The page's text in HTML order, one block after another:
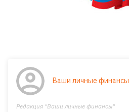
Ваши личные финансы
Редакция "Ваши личные финансы"